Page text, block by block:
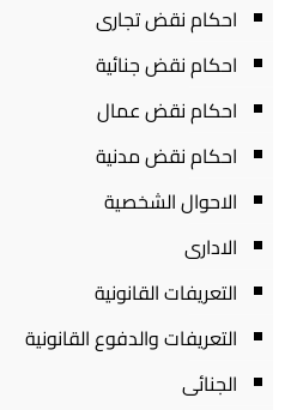
احكام نقض تجارى
احكام نقض جنائية
احكام نقض عمال
احكام نقض مدنية
الاحوال الشخصية
الادارى
التعريفات القانونية
التعريفات والدفوع القانونية
الجنائى